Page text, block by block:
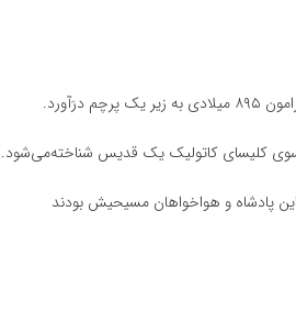
سوی کلیسای کاتولیک یک قدیس شناخته‌می‌شود.
این پادشاه و هواخواهان مسیحیش بودند